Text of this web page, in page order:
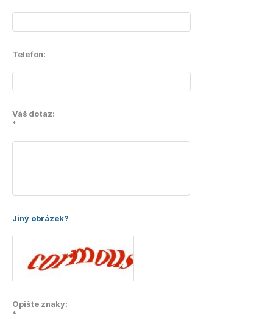
Telefon:
Váš dotaz:
*
Jiný obrázek?
Opište znaky:
*